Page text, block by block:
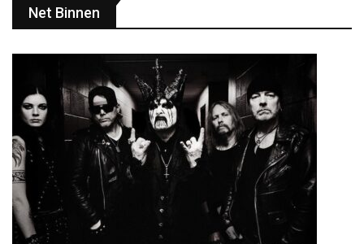
Net Binnen